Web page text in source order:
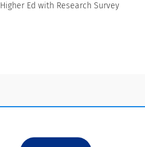
Ed with Research Survey